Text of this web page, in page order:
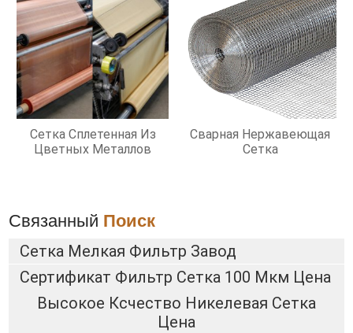
Сетка Сплетенная Из
Цветных Металлов
Сварная Нержавеющая
Сетка
Связанный Поиск
Сетка Мелкая Фильтр Завод
Сертификат Фильтр Сетка 100 Мкм Цена
Высокое Ксчество Никелевая Сетка
Цена